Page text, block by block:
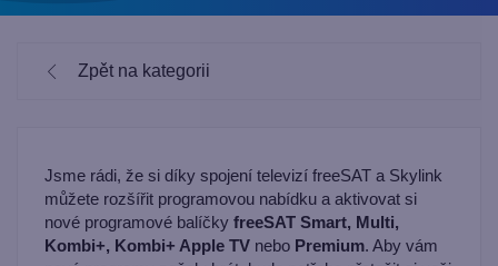
Zpět na kategorii
Jsme rádi, že si díky spojení televizí freeSAT a Skylink
můžete rozšířit programovou nabídku a aktivovat si
nové programové balíčky freeSAT Smart, Multi,
Kombi+, Kombi+ Apple TV nebo Premium. Aby vám